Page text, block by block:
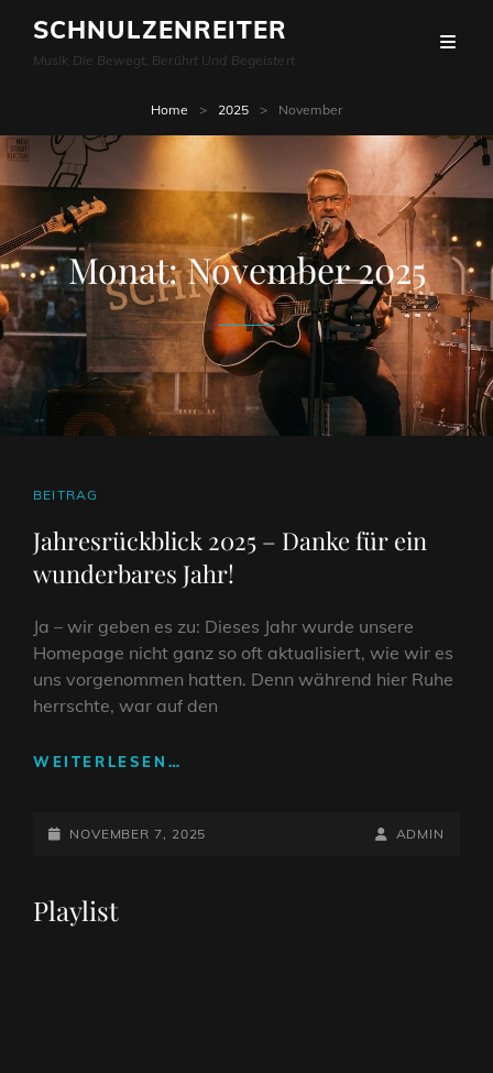
SCHNULZENREITER
Musik Die Bewegt, Berührt Und Begeistert
Home > 2025 > November
Monat:November 2025
CAT
BEITRAG
Jahresrückblick 2025 – Danke für ein
wunderbares Jahr!
Ja – wir geben es zu: Dieses Jahr wurde unsere
Homepage nicht ganz so oft aktualisiert, wie wir es
uns vorgenommen hatten. Denn während hier Ruhe
herrschte, war auf den
WEITERLESEN…
DANKE
POSTED-
NOVEMBER 7, 2025
BY
BYLINE
ADMIN
Playlist